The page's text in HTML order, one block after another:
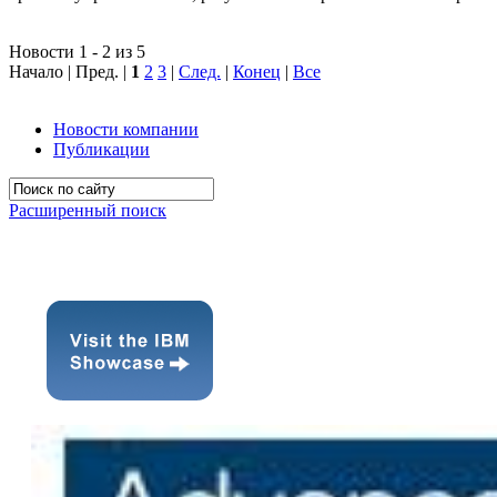
Новости 1 - 2 из 5
Начало | Пред. | 1 2 3 | След. | Конец | Все
Новости компании
Публикации
Расширенный поиск